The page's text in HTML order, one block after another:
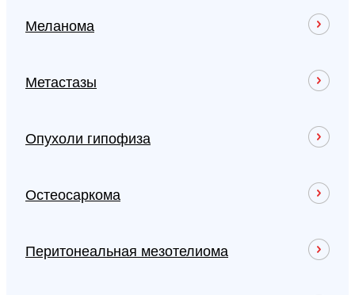
Меланома
Метастазы
Опухоли гипофиза
Остеосаркома
Перитонеальная мезотелиома